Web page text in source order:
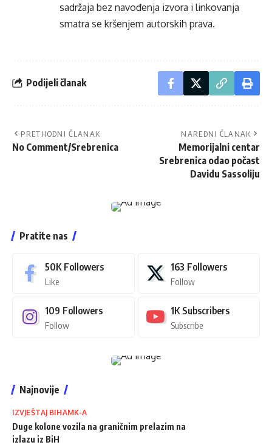
sadržaja bez navođenja izvora i linkovanja
smatra se kršenjem autorskih prava.
Podijeli članak
PRETHODNI ČLANAK
No Comment/Srebrenica
NAREDNI ČLANAK
Memorijalni centar
Srebrenica odao počast
Davidu Sassoliju
Pratite nas
50K Followers
Like
163 Followers
Follow
109 Followers
Follow
1K Subscribers
Subscribe
Najnovije
IZVJEŠTAJ BIHAMK-A
Duge kolone vozila na graničnim prelazim na
izlazu iz BiH